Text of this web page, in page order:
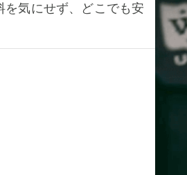
気にせず、どこでも安